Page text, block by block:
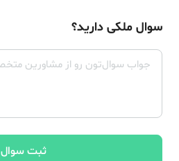
سوال ملکی دارید؟
ثبت سوال